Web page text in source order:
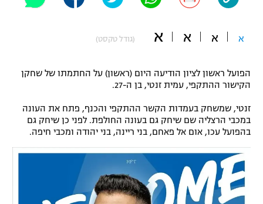
תקנון משתתפים וזוכים בפרסים
תקנון עבור פעילות אלקטרה
תקנון עבור פעילות ספורט 1 – "מרלן"
גיימינג E-Sports
תנאי שימוש
כדורמים
פוטבול אמריקאי NFL
בייסבול MLB
ספורט אתגרי ואקסטרים
אומנויות לחימה
א א א א (גודל טקסט)
הפועל ראשון לציון הודיעה היום (ראשון) על החתמתו של שחקן
הקישור ההתקפי, עמית זנטי, בן ה-27.
זנטי, שמשחק בעמדות הקשר ההתקפי והכנף, פתח את העונה
במכבי הרצליה שם שיחק גם בעונה החולפת. לפני כן שיחק גם
בהפועל עכו, אום אל פאחם, בני ריינה, בני יהודה ומכבי חיפה.